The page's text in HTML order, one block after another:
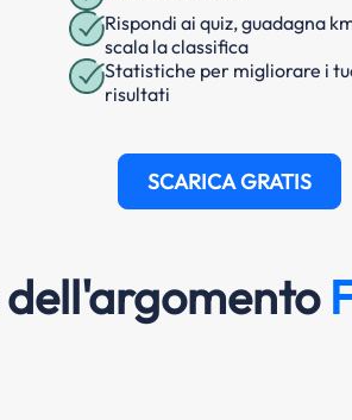
Rispondi ai quiz, guadagna
scala la classifica
Statistiche per migliorare i
risultati
SCARICA GRATIS